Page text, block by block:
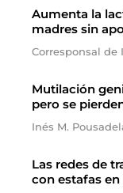
Aumenta la
madres sin
Corresponsal de
Mutilación
pero se
Inés M.
Las redes de
con estafas en